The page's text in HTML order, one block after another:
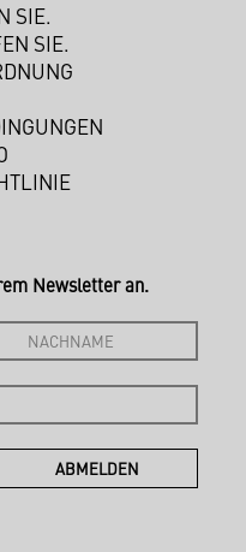
SIE.
SIE.
Newsletter an.